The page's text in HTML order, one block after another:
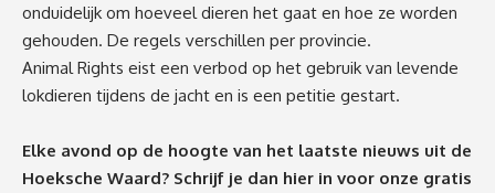
onduidelijk om hoeveel dieren het gaat en hoe ze worden
gehouden. De regels verschillen per provincie.
Animal Rights eist een verbod op het gebruik van levende
lokdieren tijdens de jacht en is een petitie gestart.
Elke avond op de hoogte van het laatste nieuws uit de
Hoeksche Waard? Schrijf je dan hier in voor onze gratis